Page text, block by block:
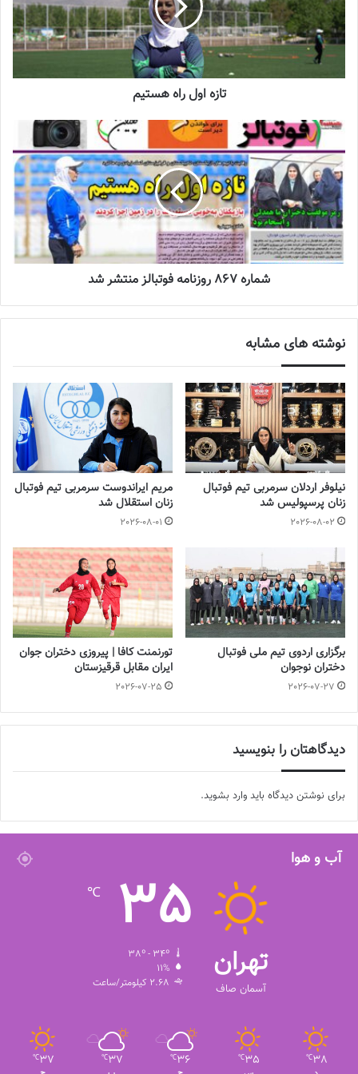
تازه‌ترین خبرها از درمان ۲ ملی‌پوش فوتبال
زنان
2023-12-24
دعوت آزمون از 30 بازیکن به اردوی تیم ملی
2023-03-21
آینده درخشانی در انتظار فوتبال بانوان است
2022-12-10
وی درخصوص برنامه ریزی برای تیم‌های ملینوجوانان و جوانان برای
تیم‌های نوجوانان و جوانان شرایط خوبی دارند و قطعا در دور دوم
مسابقات بازی‌های سختی خواهیم داشت اما بازیکنان و کادر فنی برای
کسب بهترین نتیجه و ارائه عملکرد خوب رقابت می‌کنند.
💻منبع:تسنیم ◾️عکس :فدراسیون فوتبال
آخرین اخبار فوتبال و فوتسال زنان ایران را در سایت و روزنامه
فوتبالزبخوانید
◾️با فوتبالز همراه شوید◾️فوتبالز را در اینستاگرام دنبال
کنید ◾️
footballs.women@
فوتبال بانوان
فوتبال زنان مریم منظمی
تازه اول راه هستیم
شماره 867 روزنامه فوتبالز منتشر شد
نوشته های مشابه
نیلوفر اردلان سرمربی تیم فوتبال
زنان پرسپولیس شد
2026-08-02
مریم ایراندوست سرمربی تیم فوتبال
زنان استقلال شد
2026-08-01
برگزاری اردوی تیم ملی فوتبال
دختران نوجوان
2026-07-27
تورنمنت کافا | پیروزی دختران جوان
ایران مقابل قرقیزستان
2026-07-25
دیدگاهتان را بنویسید
برای نوشتن دیدگاه باید وارد بشوید.
آب و هوا
تهران
آسمان صاف
35
℃
11%
2.68 کیلومتر/ساعت
38
℃
35
℃
36
℃
37
℃
37
℃